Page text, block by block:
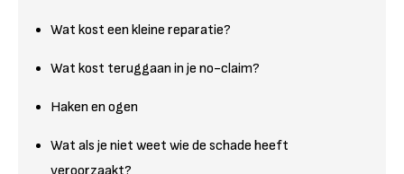
Wat kost een kleine reparatie?
Wat kost teruggaan in je no-claim?
Haken en ogen
Wat als je niet weet wie de schade heeft